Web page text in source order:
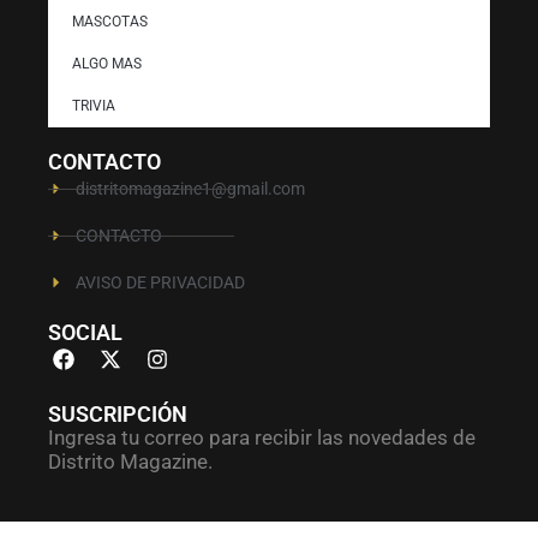
MASCOTAS
ALGO MAS
TRIVIA
CONTACTO
distritomagazine1@gmail.com
CONTACTO
AVISO DE PRIVACIDAD
SOCIAL
SUSCRIPCIÓN
Ingresa tu correo para recibir las novedades de
Distrito Magazine.